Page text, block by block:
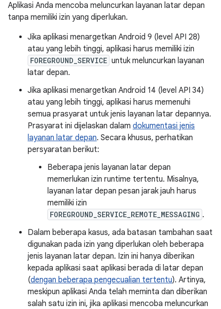
Aplikasi Anda mencoba meluncurkan layanan latar depan
tanpa memiliki izin yang diperlukan.
Jika aplikasi menargetkan Android 9 (level API 28)
atau yang lebih tinggi, aplikasi harus memiliki izin
FOREGROUND_SERVICE untuk meluncurkan layanan
latar depan.
Jika aplikasi menargetkan Android 14 (level API 34)
atau yang lebih tinggi, aplikasi harus memenuhi
semua prasyarat untuk jenis layanan latar depannya.
Prasyarat ini dijelaskan dalam dokumentasi jenis
layanan latar depan. Secara khusus, perhatikan
persyaratan berikut:
Beberapa jenis layanan latar depan
memerlukan izin runtime tertentu. Misalnya,
layanan latar depan pesan jarak jauh harus
memiliki izin
FOREGROUND_SERVICE_REMOTE_MESSAGING .
Dalam beberapa kasus, ada batasan tambahan saat
digunakan pada izin yang diperlukan oleh beberapa
jenis layanan latar depan. Izin ini hanya diberikan
kepada aplikasi saat aplikasi berada di latar depan
(dengan beberapa pengecualian tertentu). Artinya,
meskipun aplikasi Anda telah meminta dan diberikan
salah satu izin ini, jika aplikasi mencoba meluncurkan